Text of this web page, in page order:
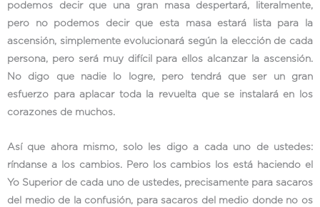
podemos decir que una gran masa despertará, literalmente,
pero no podemos decir que esta masa estará lista para la
ascensión, simplemente evolucionará según la elección de cada
persona, pero será muy difícil para ellos alcanzar la ascensión.
No digo que nadie lo logre, pero tendrá que ser un gran
esfuerzo para aplacar toda la revuelta que se instalará en los
corazones de muchos.
Así que ahora mismo, solo les digo a cada uno de ustedes:
ríndanse a los cambios. Pero los cambios los está haciendo el
Yo Superior de cada uno de ustedes, precisamente para sacaros
del medio de la confusión, para sacaros del medio donde no os